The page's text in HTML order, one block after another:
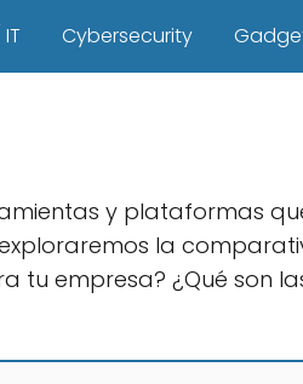
Cybersecurity
y plataformas
la
tu empresa? ¿Qué son